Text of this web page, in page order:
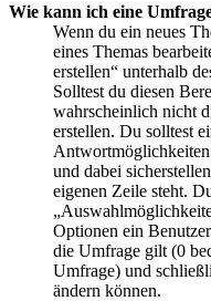
Wie kann ich eine
Wenn du ein neues
eines Themas
erstellen“ unterhalb
Solltest du diesen
wahrscheinlich nicht
erstellen. Du solltest
Antwortmöglichkeiten
und dabei
eigenen Zeile steht.
Optionen ein
die Umfrage gilt (0
Umfrage) und
ändern können.